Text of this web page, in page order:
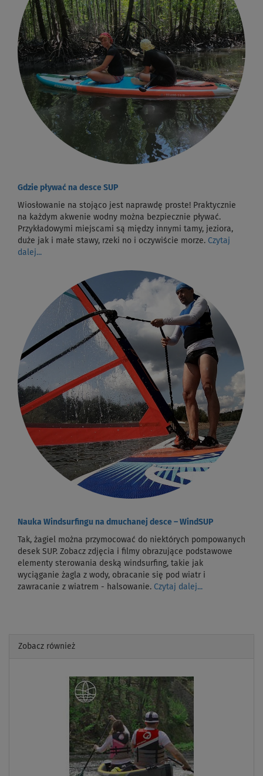
Gdzie pływać na desce SUP
Wiosłowanie na stojąco jest naprawdę proste! Praktycznie
na każdym akwenie wodny można bezpiecznie pływać.
Przykładowymi miejscami są między innymi tamy, jeziora,
duże jak i małe stawy, rzeki no i oczywiście morze. Czytaj
dalej...
Nauka Windsurfingu na dmuchanej desce – WindSUP
Tak, żagiel można przymocować do niektórych pompowanych
desek SUP. Zobacz zdjęcia i filmy obrazujące podstawowe
elementy sterowania deską windsurfing, takie jak
wyciąganie żagla z wody, obracanie się pod wiatr i
zawracanie z wiatrem - halsowanie. Czytaj dalej...
Zobacz również
Previous